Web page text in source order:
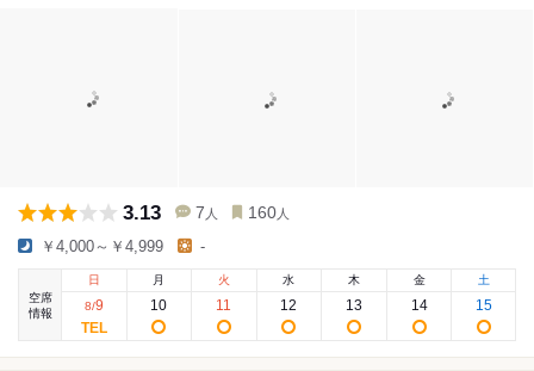
3.13 7 人 160 人
￥4,000～￥4,999 -
空席
情報
日
8/9
月
10
火
11
水
12
木
13
金
14
土
15